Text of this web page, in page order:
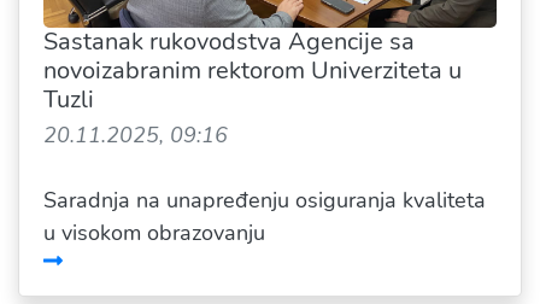
Sastanak rukovodstva Agencije sa
novoizabranim rektorom Univerziteta u
Tuzli
20.11.2025, 09:16
Saradnja na unapređenju osiguranja kvaliteta
u visokom obrazovanju